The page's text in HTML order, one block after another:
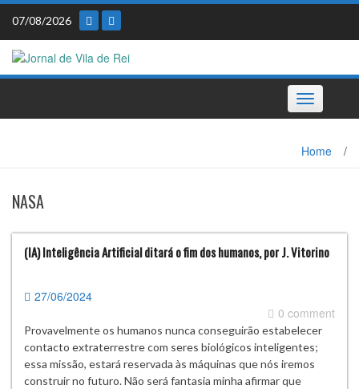
Skip
content
07/08/2026
Toggle
navigation
Home /
NASA
(IA) Inteligência Artificial ditará o fim dos humanos, por J. Vitorino
27/06/2024
0 comment
Provavelmente os humanos nunca conseguirão estabelecer
contacto extraterrestre com seres biológicos inteligentes;
essa missão, estará reservada às máquinas que nós iremos
construir no futuro. Não será fantasia minha afirmar que